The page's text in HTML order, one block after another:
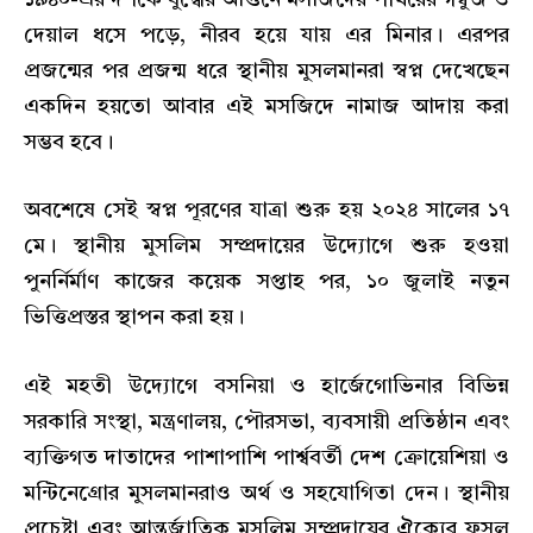
দেয়াল ধসে পড়ে, নীরব হয়ে যায় এর মিনার। এরপর
প্রজন্মের পর প্রজন্ম ধরে স্থানীয় মুসলমানরা স্বপ্ন দেখেছেন
একদিন হয়তো আবার এই মসজিদে নামাজ আদায় করা
সম্ভব হবে।
অবশেষে সেই স্বপ্ন পূরণের যাত্রা শুরু হয় ২০২৪ সালের ১৭
মে। স্থানীয় মুসলিম সম্প্রদায়ের উদ্যোগে শুরু হওয়া
পুনর্নির্মাণ কাজের কয়েক সপ্তাহ পর, ১০ জুলাই নতুন
ভিত্তিপ্রস্তর স্থাপন করা হয়।
এই মহতী উদ্যোগে বসনিয়া ও হার্জেগোভিনার বিভিন্ন
সরকারি সংস্থা, মন্ত্রণালয়, পৌরসভা, ব্যবসায়ী প্রতিষ্ঠান এবং
ব্যক্তিগত দাতাদের পাশাপাশি পার্শ্ববর্তী দেশ ক্রোয়েশিয়া ও
মন্টিনেগ্রোর মুসলমানরাও অর্থ ও সহযোগিতা দেন। স্থানীয়